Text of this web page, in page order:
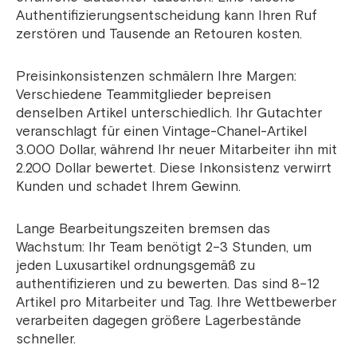
Authentifizierungsentscheidung kann Ihren Ruf
zerstören und Tausende an Retouren kosten.
Preisinkonsistenzen schmälern Ihre Margen:
Verschiedene Teammitglieder bepreisen
denselben Artikel unterschiedlich. Ihr Gutachter
veranschlagt für einen Vintage-Chanel-Artikel
3.000 Dollar, während Ihr neuer Mitarbeiter ihn mit
2.200 Dollar bewertet. Diese Inkonsistenz verwirrt
Kunden und schadet Ihrem Gewinn.
Lange Bearbeitungszeiten bremsen das
Wachstum: Ihr Team benötigt 2–3 Stunden, um
jeden Luxusartikel ordnungsgemäß zu
authentifizieren und zu bewerten. Das sind 8–12
Artikel pro Mitarbeiter und Tag. Ihre Wettbewerber
verarbeiten dagegen größere Lagerbestände
schneller.